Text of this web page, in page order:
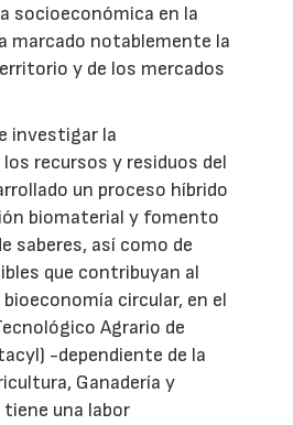
socioeconómica en la
marcado notablemente la
y de los mercados
investigar la
recursos y residuos del
un proceso híbrido
biomaterial y fomento
saberes, así como de
que contribuyan al
circular, en el
Agrario de
-dependiente de la
Ganadería y
una labor